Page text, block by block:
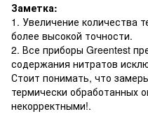
Заметка:
1. Увеличение количества
более высокой точности.
2. Все приборы Greentest
содержания нитратов
Стоит понимать, что
термически обработанных
некорректными!.